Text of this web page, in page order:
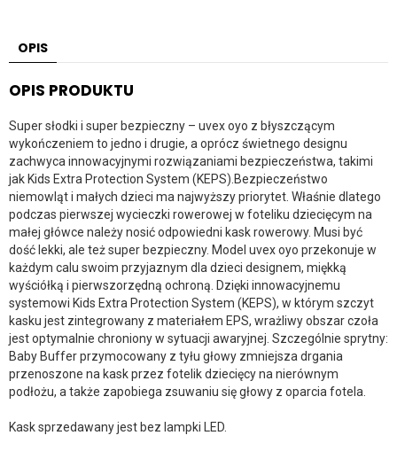
OPIS
OPIS PRODUKTU
Super słodki i super bezpieczny – uvex oyo z błyszczącym
wykończeniem to jedno i drugie, a oprócz świetnego designu
zachwyca innowacyjnymi rozwiązaniami bezpieczeństwa, takimi
jak Kids Extra Protection System (KEPS).Bezpieczeństwo
niemowląt i małych dzieci ma najwyższy priorytet. Właśnie dlatego
podczas pierwszej wycieczki rowerowej w foteliku dziecięcym na
małej główce należy nosić odpowiedni kask rowerowy. Musi być
dość lekki, ale też super bezpieczny. Model uvex oyo przekonuje w
każdym calu swoim przyjaznym dla dzieci designem, miękką
wyściółką i pierwszorzędną ochroną. Dzięki innowacyjnemu
systemowi Kids Extra Protection System (KEPS), w którym szczyt
kasku jest zintegrowany z materiałem EPS, wrażliwy obszar czoła
jest optymalnie chroniony w sytuacji awaryjnej. Szczególnie sprytny:
Baby Buffer przymocowany z tyłu głowy zmniejsza drgania
przenoszone na kask przez fotelik dziecięcy na nierównym
podłożu, a także zapobiega zsuwaniu się głowy z oparcia fotela.
Kask sprzedawany jest bez lampki LED.